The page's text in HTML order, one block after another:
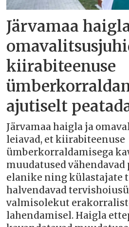
Järvamaa
kiirabiteenuse
ajutiselt
Järvamaa haigla ja
leiavad, et kiirabiteenuse
ümberkorraldamisega
muudatused
elanike ning külastajate
halvendavad
valmisolekut
lahendamisel. Haigla